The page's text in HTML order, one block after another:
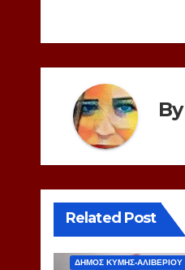
By
Related Post
EXPRESS ΑΘΛΗΤΙΣΜΟΣ
ΔΗΜΟΣ ΚΥΜΗΣ-ΑΛΙΒΕΡΙΟΥ